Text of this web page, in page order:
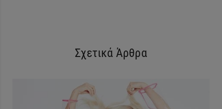
Σχετικά Άρθρα